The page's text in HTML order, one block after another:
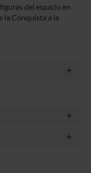
del espacio en
la Conquista a la